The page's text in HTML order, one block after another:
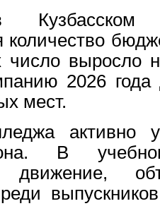
Кузбасском
количество
число
2026 года
мест.
активно
В
движение,